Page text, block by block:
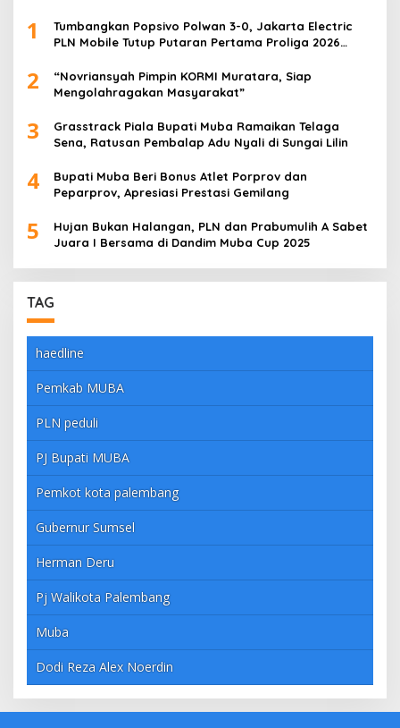
1
Tumbangkan Popsivo Polwan 3-0, Jakarta Electric
PLN Mobile Tutup Putaran Pertama Proliga 2026
2
“Novriansyah Pimpin KORMI Muratara, Siap
Mengolahragakan Masyarakat”
3
Grasstrack Piala Bupati Muba Ramaikan Telaga
Sena, Ratusan Pembalap Adu Nyali di Sungai Lilin
4
Bupati Muba Beri Bonus Atlet Porprov dan
Peparprov, Apresiasi Prestasi Gemilang
5
Hujan Bukan Halangan, PLN dan Prabumulih A Sabet
Juara I Bersama di Dandim Muba Cup 2025
TAG
haedline
Pemkab MUBA
PLN peduli
PJ Bupati MUBA
Pemkot kota palembang
Gubernur Sumsel
Herman Deru
Pj Walikota Palembang
Muba
Dodi Reza Alex Noerdin